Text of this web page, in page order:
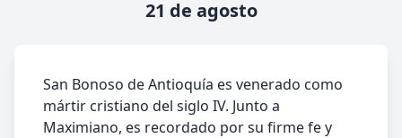
21 de agosto
San Bonoso de Antioquía es venerado como
mártir cristiano del siglo IV. Junto a
Maximiano, es recordado por su firme fe y